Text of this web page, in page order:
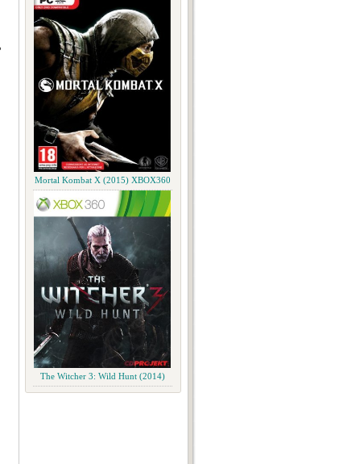
Mortal Kombat X (2015) XBOX360
The Witcher 3: Wild Hunt (2014)